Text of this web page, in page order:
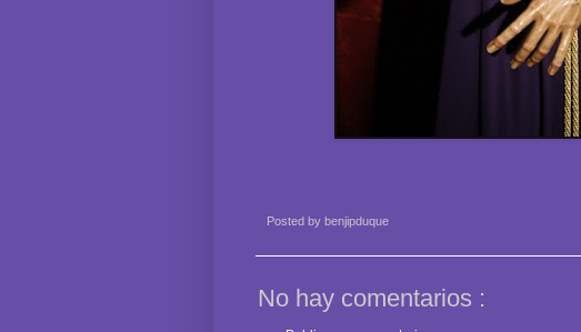
Posted by benjipduque
No hay comentarios :